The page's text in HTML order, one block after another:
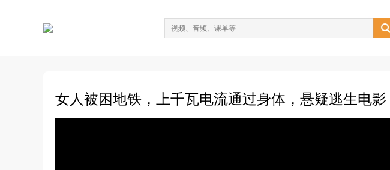

女人被困地铁，上千瓦电流通过身体，悬疑逃生电影